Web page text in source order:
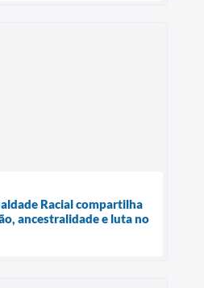
Racial compartilha
ancestralidade e luta no